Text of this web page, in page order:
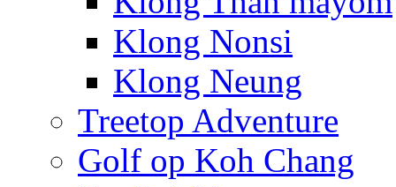
Klong Nonsi
Klong Neung
Treetop Adventure
Golf op Koh Chang